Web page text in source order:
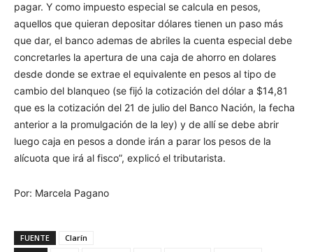
pagar. Y como impuesto especial se calcula en pesos,
aquellos que quieran depositar dólares tienen un paso más
que dar, el banco ademas de abriles la cuenta especial debe
concretarles la apertura de una caja de ahorro en dolares
desde donde se extrae el equivalente en pesos al tipo de
cambio del blanqueo (se fijó la cotización del dólar a $14,81
que es la cotización del 21 de julio del Banco Nación, la fecha
anterior a la promulgación de la ley) y de allí se debe abrir
luego caja en pesos a donde irán a parar los pesos de la
alícuota que irá al fisco”, explicó el tributarista.
Por: Marcela Pagano
FUENTE
Clarín